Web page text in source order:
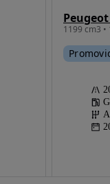
1199 cm3 •